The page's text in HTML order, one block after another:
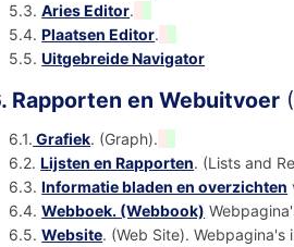
5.3.Aries Editor.
5.4.Plaatsen Editor.
5.5.Uitgebreide Navigator
Rapporten en Webuitvoer
6.1. Grafiek. (Graph).
6.2.Lijsten en Rapporten. (Lists and
6.3.Informatie bladen en overzichten
6.4.Webboek. (Webbook)
6.5.Website. (Web Site).